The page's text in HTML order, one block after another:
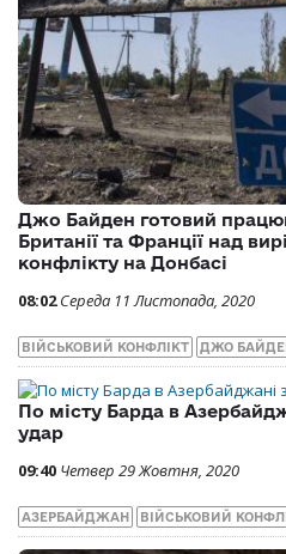
Джо Байден готовий
Британії та Франції над
конфлікту на Донбасі
08:02 Середа 11 Листопада, 2020
ВІЙСЬКОВИЙ КОНФЛІКТ ДЖО
По місту Барда в
удар
09:40 Четвер 29 Жовтня, 2020
АЗЕРБАЙДЖАН ВІЙСЬКОВИЙ